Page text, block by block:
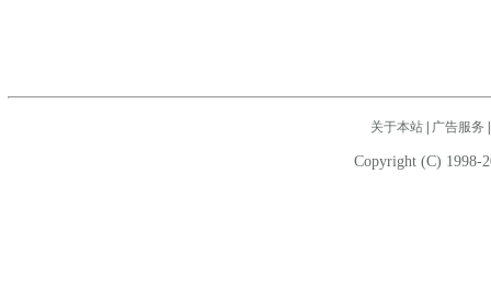
关于本站| 广告服务
Copyright (C) 1998-